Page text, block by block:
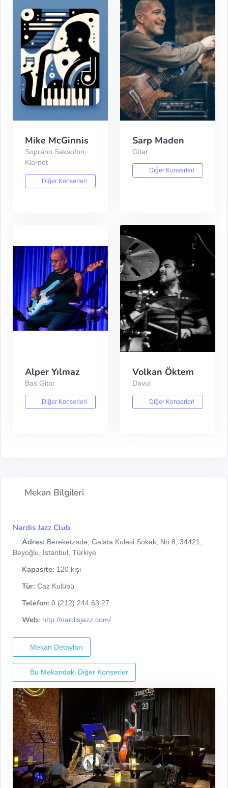
Mike McGinnis
Soprano Saksofon,
Klarnet
Diğer Konserleri
Sarp Maden
Gitar
Diğer Konserleri
Alper Yılmaz
Bas Gitar
Diğer Konserleri
Volkan Öktem
Davul
Diğer Konserleri
Mekan Bilgileri
Nardis Jazz Club
Adres: Bereketzade, Galata Kulesi Sokak, No:8, 34421,
Beyoğlu, İstanbul, Türkiye
Kapasite: 120 kişi
Tür: Caz Kulübü
Telefon: 0 (212) 244 63 27
Web: http://nardisjazz.com/
Mekan Detayları
Bu Mekandaki Diğer Konserler